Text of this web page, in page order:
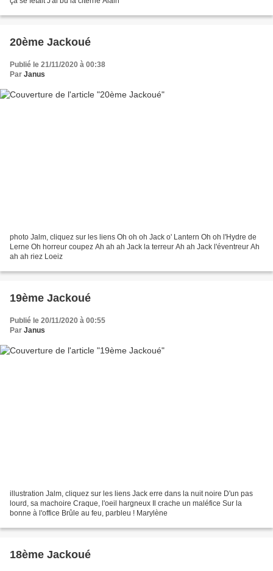
20ème Jackoué
Publié le 21/11/2020 à 00:38
Par Janus
photo Jalm, cliquez sur les liens Oh oh oh Jack o' Lantern Oh oh l'Hydre de
Lerne Oh horreur coupez Ah ah ah Jack la terreur Ah ah Jack l'éventreur Ah
ah ah riez Loeiz
19ème Jackoué
Publié le 20/11/2020 à 00:55
Par Janus
illustration Jalm, cliquez sur les liens Jack erre dans la nuit noire D'un pas
lourd, sa machoire Craque, l'oeil hargneux Il crache un maléfice Sur la
bonne à l'office Brûle au feu, parbleu ! Marylène
18ème Jackoué